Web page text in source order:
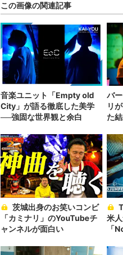
この画像の関連記事
音楽ユニット「Empty old
City」が語る徹底した美学
──強固な世界観と余白
バ
リ
た
「カミナリ」のYouTubeチ
ャンネルが面白い
Tohjiの「Rodeo」MV
米
「